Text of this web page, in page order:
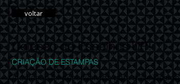
voltar
A coleção foi desenvolvida para a We Design
CRIAÇÃO DE ESTAMPAS
Coleção de Espelhos UP!